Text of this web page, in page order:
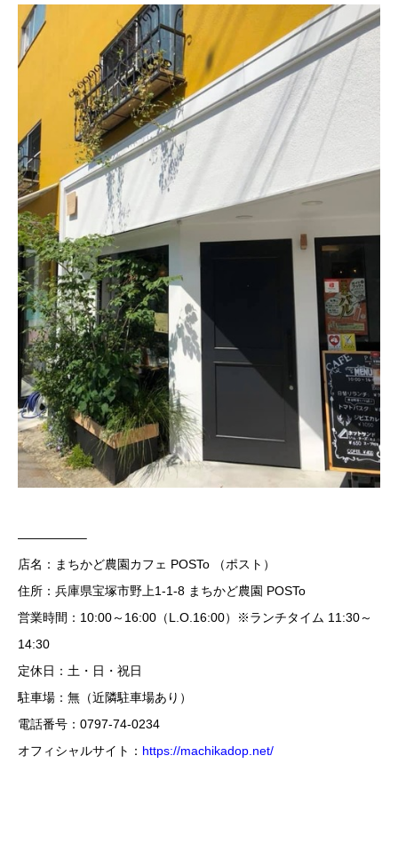
—————–
店名：まちかど農園カフェ POSTo （ポスト）
住所：兵庫県宝塚市野上1-1-8 まちかど農園 POSTo
営業時間：10:00～16:00（L.O.16:00）※ランチタイム 11:30～
14:30
定休日：土・日・祝日
駐車場：無（近隣駐車場あり）
電話番号：0797-74-0234
オフィシャルサイト： https://machikadop.net/